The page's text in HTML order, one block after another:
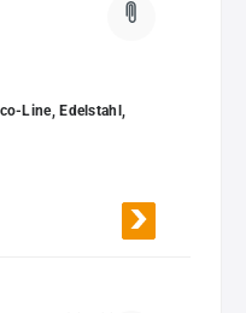
Line, Edelstahl,